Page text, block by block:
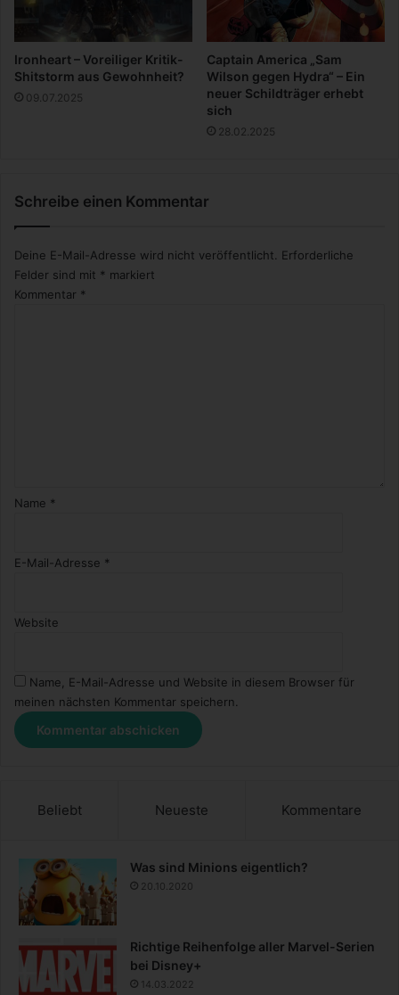
m
m
t
e
Ironheart – Voreiliger Kritik-
Shitstorm aus Gewohnheit?
09.07.2025
Captain America „Sam
Wilson gegen Hydra“ – Ein
neuer Schildträger erhebt
sich
28.02.2025
Schreibe einen Kommentar
Deine E-Mail-Adresse wird nicht veröffentlicht. Erforderliche
Felder sind mit * markiert
Kommentar *
Name *
E-Mail-Adresse *
Website
Name, E-Mail-Adresse und Website in diesem Browser für
meinen nächsten Kommentar speichern.
Beliebt Neueste Kommentare
Was sind Minions eigentlich?
20.10.2020
Richtige Reihenfolge aller Marvel-Serien
bei Disney+
14.03.2022